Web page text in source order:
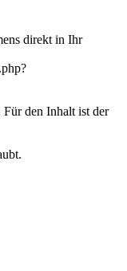
direkt in Ihr
den Inhalt ist der